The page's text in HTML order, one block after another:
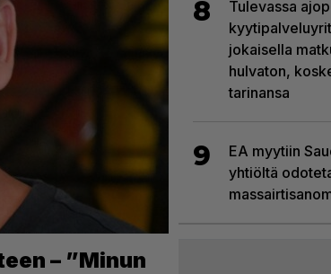
– ”Minun
8
Tulevassa
jokaisella
hulvaton,
tarinansa
9
EA myytiin
yhtiöltä